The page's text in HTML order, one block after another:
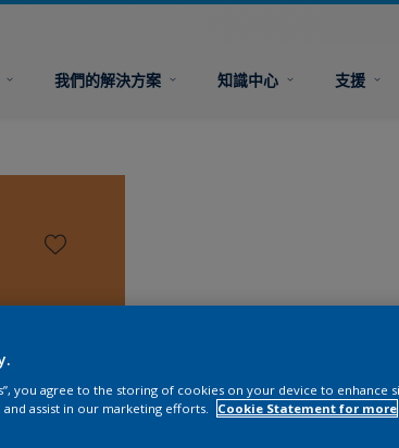
我們的解決方案 知識中心 支援
you agree to the storing of cookies on your device to enhance
and assist in our marketing efforts.
Cookie Statement for more